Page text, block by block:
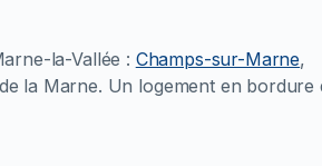
la-Vallée : Champs-sur-Marne,
la Marne. Un logement en bordure